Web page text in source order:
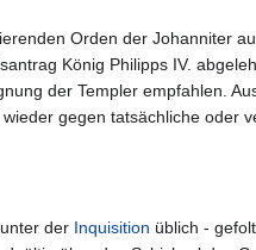
Orden der Johanniter
König Philipps IV.
der Templer empfahlen.
gegen tatsächliche oder
der Inquisition üblich -